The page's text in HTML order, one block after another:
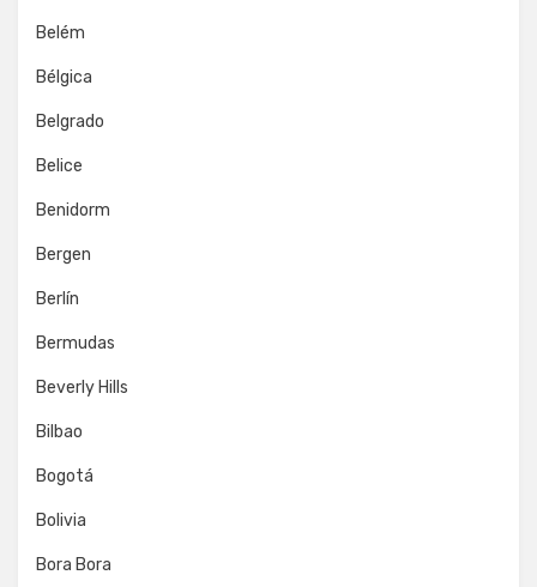
Belém
Bélgica
Belgrado
Belice
Benidorm
Bergen
Berlín
Bermudas
Beverly Hills
Bilbao
Bogotá
Bolivia
Bora Bora